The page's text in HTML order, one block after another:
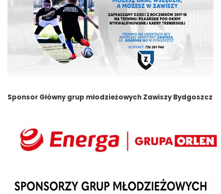
Sponsor Główny grup młodzieżowych Zawiszy Bydgoszcz